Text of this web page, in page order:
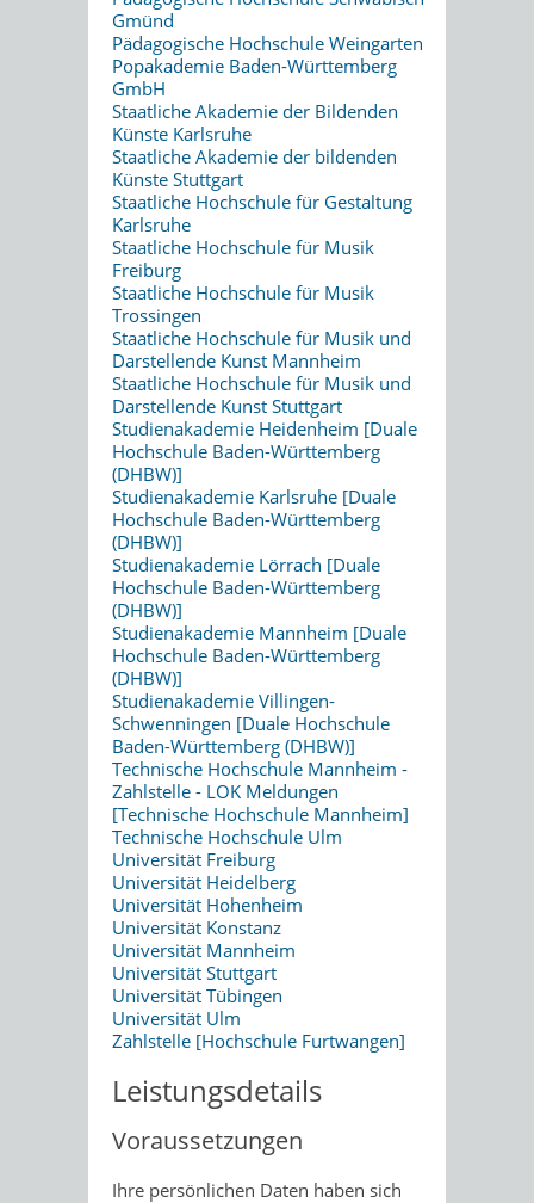
Gmünd
Pädagogische Hochschule Weingarten
Popakademie Baden-Württemberg
GmbH
Staatliche Akademie der Bildenden
Künste Karlsruhe
Staatliche Akademie der bildenden
Künste Stuttgart
Staatliche Hochschule für Gestaltung
Karlsruhe
Staatliche Hochschule für Musik
Freiburg
Staatliche Hochschule für Musik
Trossingen
Staatliche Hochschule für Musik und
Darstellende Kunst Mannheim
Staatliche Hochschule für Musik und
Darstellende Kunst Stuttgart
Studienakademie Heidenheim [Duale
Hochschule Baden-Württemberg
(DHBW)]
Studienakademie Karlsruhe [Duale
Hochschule Baden-Württemberg
(DHBW)]
Studienakademie Lörrach [Duale
Hochschule Baden-Württemberg
(DHBW)]
Studienakademie Mannheim [Duale
Hochschule Baden-Württemberg
(DHBW)]
Studienakademie Villingen-
Schwenningen [Duale Hochschule
Baden-Württemberg (DHBW)]
Technische Hochschule Mannheim -
Zahlstelle - LOK Meldungen
[Technische Hochschule Mannheim]
Technische Hochschule Ulm
Universität Freiburg
Universität Heidelberg
Universität Hohenheim
Universität Konstanz
Universität Mannheim
Universität Stuttgart
Universität Tübingen
Universität Ulm
Zahlstelle [Hochschule Furtwangen]
Leistungsdetails
Voraussetzungen
Ihre persönlichen Daten haben sich